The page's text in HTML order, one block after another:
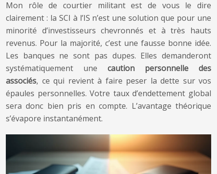
Mon rôle de courtier militant est de vous le dire
clairement : la SCI à l’IS n’est une solution que pour une
minorité d’investisseurs chevronnés et à très hauts
revenus. Pour la majorité, c’est une fausse bonne idée.
Les banques ne sont pas dupes. Elles demanderont
systématiquement une caution personnelle des
associés, ce qui revient à faire peser la dette sur vos
épaules personnelles. Votre taux d’endettement global
sera donc bien pris en compte. L’avantage théorique
s’évapore instantanément.